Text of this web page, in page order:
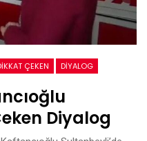
ÇEKEN DIYALOG
Diyalog